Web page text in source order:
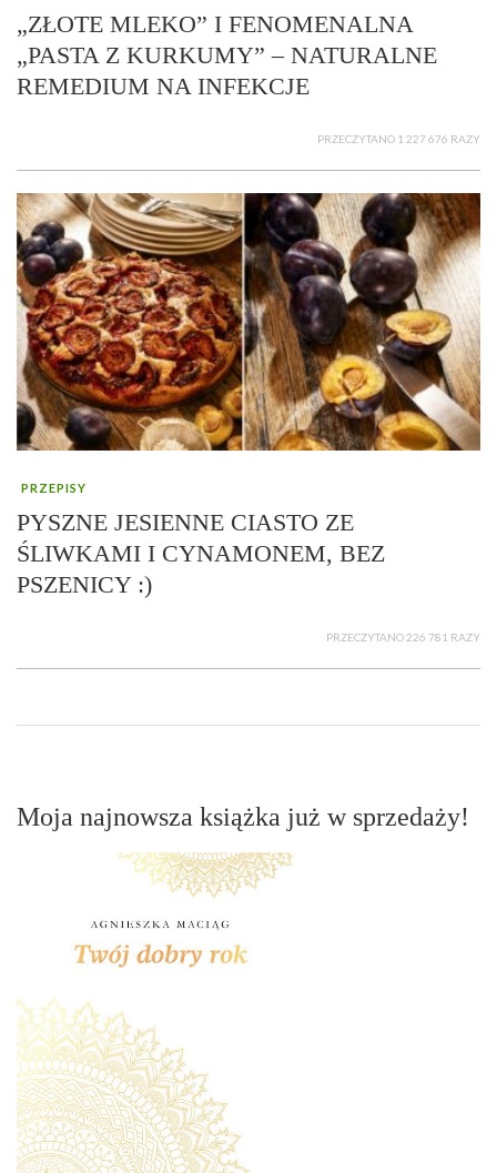
„ZŁOTE MLEKO” I FENOMENALNA
„PASTA Z KURKUMY” – NATURALNE
REMEDIUM NA INFEKCJE
PRZECZYTANO 1 227 676 RAZY
PRZEPISY
PYSZNE JESIENNE CIASTO ZE
ŚLIWKAMI I CYNAMONEM, BEZ
PSZENICY :)
PRZECZYTANO 226 781 RAZY
Moja najnowsza książka już w sprzedaży!